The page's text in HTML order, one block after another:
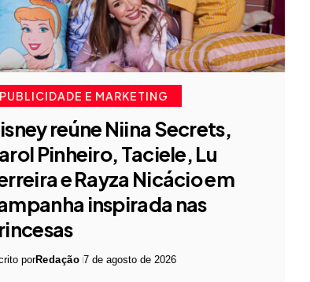
PUBLICIDADE E MARKETING
reúne Niina Secrets,
Pinheiro, Taciele, Lu
e Rayza Nicácio em
inspirada nas
porRedação 7 de agosto de 2026